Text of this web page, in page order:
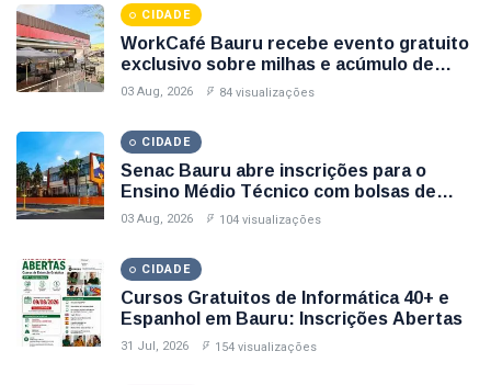
CIDADE
WorkCafé Bauru recebe evento gratuito
exclusivo sobre milhas e acúmulo de
pontos
03 Aug, 2026 84 visualizações
CIDADE
Senac Bauru abre inscrições para o
Ensino Médio Técnico com bolsas de
estudo integrais
03 Aug, 2026 104 visualizações
CIDADE
Cursos Gratuitos de Informática 40+ e
Espanhol em Bauru: Inscrições Abertas
31 Jul, 2026 154 visualizações